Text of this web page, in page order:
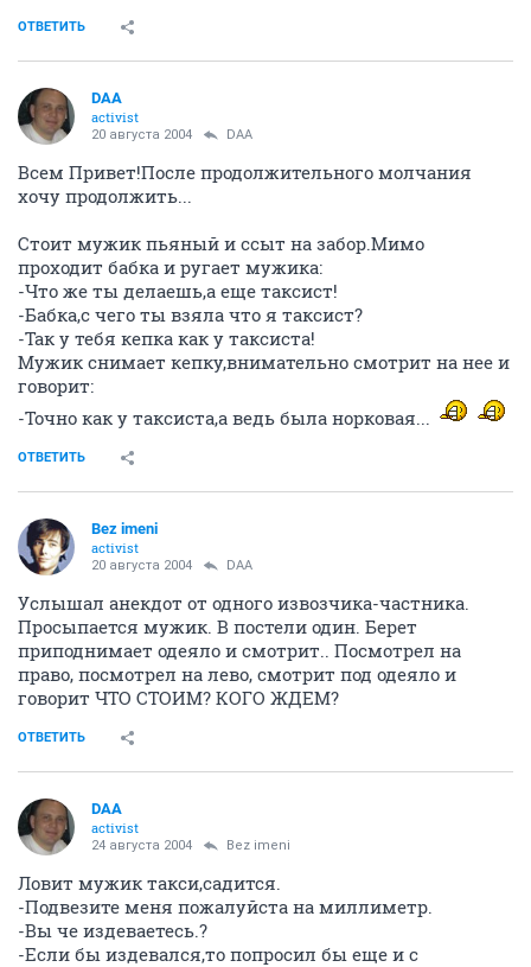
ОТВЕТИТЬ
DAA
activist
20 августа 2004 DAA
Всем Привет!После продолжительного молчания
хочу продолжить...
Стоит мужик пьяный и ссыт на забор.Мимо
проходит бабка и ругает мужика:
-Что же ты делаешь,а еще таксист!
-Бабка,с чего ты взяла что я таксист?
-Так у тебя кепка как у таксиста!
Мужик снимает кепку,внимательно смотрит на нее и
говорит:
-Точно как у таксиста,а ведь была норковая...
ОТВЕТИТЬ
Bez imeni
activist
20 августа 2004 DAA
Услышал анекдот от одного извозчика-частника.
Просыпается мужик. В постели один. Берет
приподнимает одеяло и смотрит.. Посмотрел на
право, посмотрел на лево, смотрит под одеяло и
говорит ЧТО СТОИМ? КОГО ЖДЕМ?
ОТВЕТИТЬ
DAA
activist
24 августа 2004 Bez imeni
Ловит мужик такси,садится.
-Подвезите меня пожалуйста на миллиметр.
-Вы че издеваетесь.?
-Если бы издевался,то попросил бы еще и с